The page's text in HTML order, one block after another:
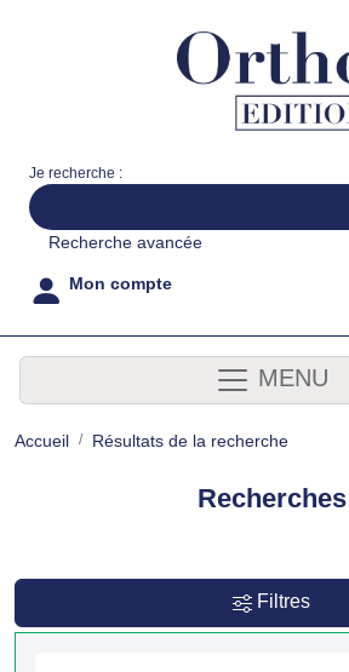
Je recherche :
Recherche avancée
Mon compte
MENU
Accueil Résultats de la recherche
Recherches
Filtres